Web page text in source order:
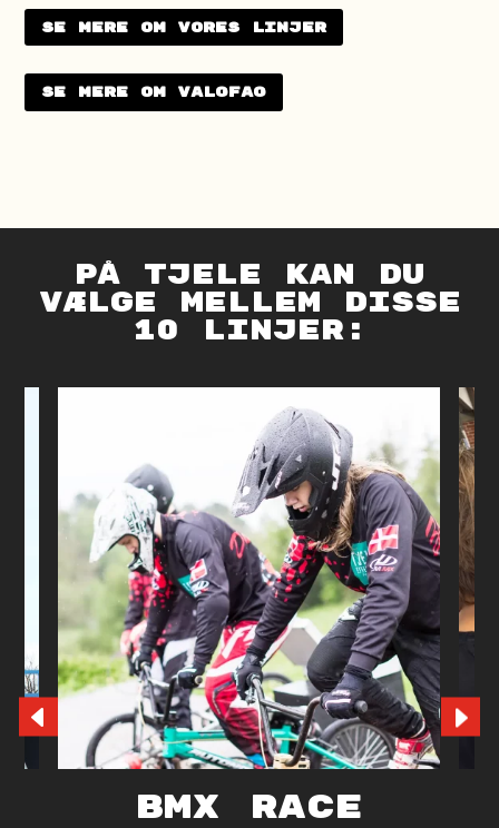
Se mere om vores linjer
Se mere om valgfag
på tjele kan du
vælge mellem disse
10 linjer:
BMX Race